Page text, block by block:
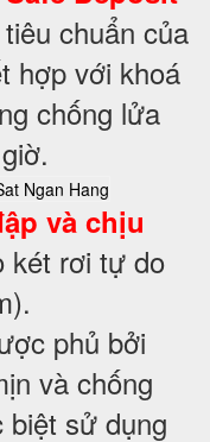
chuẩn của
hợp với khoá
chống lửa
và chịu
két rơi tự do
phủ bởi
và chống
sử dụng